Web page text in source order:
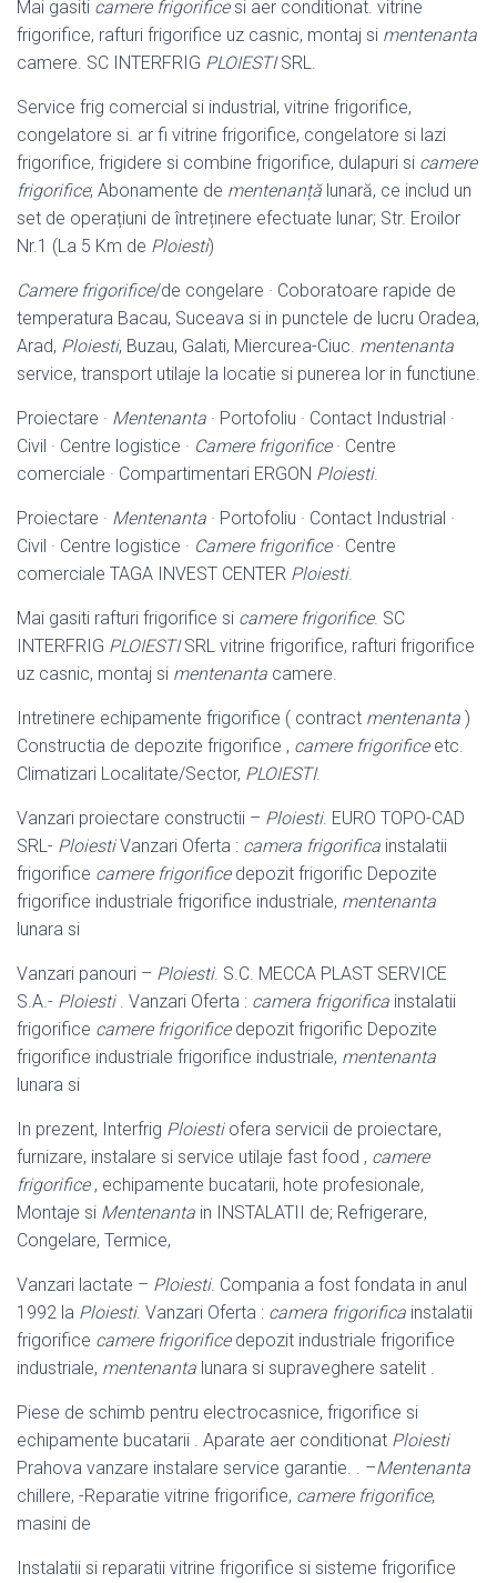
Mai gasiti camere frigorificesi aer conditionat. vitrine
frigorifice, rafturi frigorifice uz casnic, montaj si mentenanta
camere. SC INTERFRIG PLOIESTISRL.
Service frig comercial si industrial, vitrine frigorifice,
congelatore si. ar fi vitrine frigorifice, congelatore si lazi
frigorifice, frigidere si combine frigorifice, dulapuri si camere
frigorifice; Abonamente de mentenanțălunară, ce includ un
set de operațiuni de întreținere efectuate lunar; Str. Eroilor
Nr.1 (La 5 Km de Ploiesti)
Camere frigorifice/de congelare · Coboratoare rapide de
temperatura Bacau, Suceava si in punctele de lucru Oradea,
Arad, Ploiesti, Buzau, Galati, Miercurea-Ciuc. mentenanta
service, transport utilaje la locatie si punerea lor in functiune.
Proiectare · Mentenanta · Portofoliu · Contact Industrial ·
Civil · Centre logistice · Camere frigorifice· Centre
comerciale · Compartimentari ERGON Ploiesti.
Proiectare · Mentenanta · Portofoliu · Contact Industrial ·
Civil · Centre logistice · Camere frigorifice· Centre
comerciale TAGA INVEST CENTER Ploiesti.
Mai gasiti rafturi frigorifice si camere frigorifice. SC
INTERFRIG PLOIESTISRL vitrine frigorifice, rafturi frigorifice
uz casnic, montaj si mentenanta camere.
Intretinere echipamente frigorifice ( contract mentenanta )
Constructia de depozite frigorifice , camere frigorificeetc.
Climatizari Localitate/Sector, PLOIESTI.
Vanzari proiectare constructii – Ploiesti. EURO TOPO-CAD
SRL- PloiestiVanzari Oferta : camera frigorifica instalatii
frigorifice camere frigorificedepozit frigorific Depozite
frigorifice industriale frigorifice industriale, mentenanta
lunara si
Vanzari panouri – Ploiesti. S.C. MECCA PLAST SERVICE
S.A.- Ploiesti. Vanzari Oferta : camera frigorifica instalatii
frigorifice camere frigorificedepozit frigorific Depozite
frigorifice industriale frigorifice industriale, mentenanta
lunara si
In prezent, Interfrig Ploiestiofera servicii de proiectare,
furnizare, instalare si service utilaje fast food , camere
frigorifice, echipamente bucatarii, hote profesionale,
Montaje si Mentenanta in INSTALATII de; Refrigerare,
Congelare, Termice,
Vanzari lactate – Ploiesti. Compania a fost fondata in anul
1992 la Ploiesti. Vanzari Oferta : camera frigorifica instalatii
frigorifice camere frigorificedepozit industriale frigorifice
industriale, mentenanta lunara si supraveghere satelit .
Piese de schimb pentru electrocasnice, frigorifice si
echipamente bucatarii . Aparate aer conditionat Ploiesti
Prahova vanzare instalare service garantie. . –Mentenanta
chillere, -Reparatie vitrine frigorifice, camere frigorifice,
masini de
Instalatii si reparatii vitrine frigorifice si sisteme frigorifice